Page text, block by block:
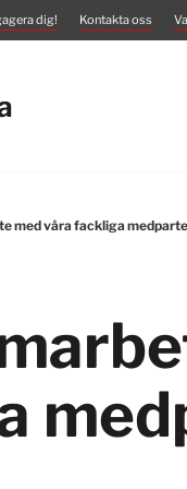
dig! Kontakta oss
med våra fackliga